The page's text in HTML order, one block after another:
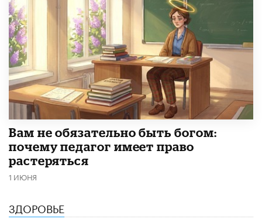
​Вам не обязательно быть богом:
почему педагог имеет право
растеряться
1 ИЮНЯ
ЗДОРОВЬЕ